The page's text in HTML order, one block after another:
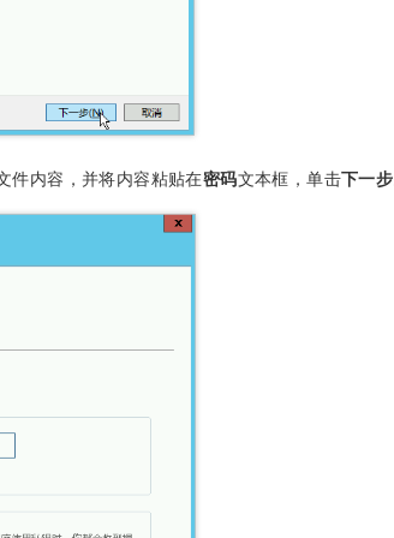
件内容，并将内容粘贴在密码文本框，单击下一步